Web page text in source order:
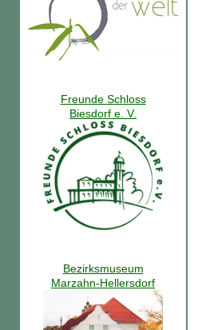
Freunde Schloss
Biesdorf e. V.
Bezirksmuseum
Marzahn-Hellersdorf